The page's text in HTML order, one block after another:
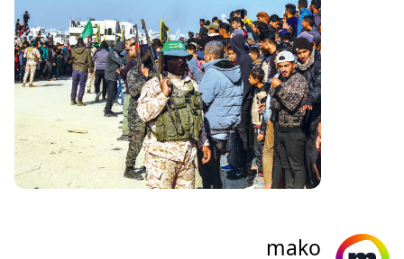
mako